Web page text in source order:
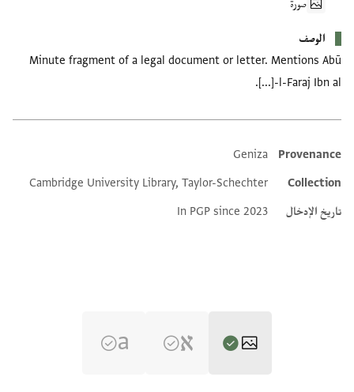
صورة
الوصف
Minute fragment of a legal document or letter. Mentions Abū
l-Faraj Ibn al-[...].
Additional metadata
Provenance
Geniza
Collection
Cambridge University Library, Taylor-Schechter
تاريخ الإدخال
In PGP since 2023